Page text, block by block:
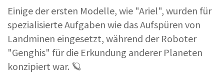
Einige der ersten Modelle, wie "Ariel", wurden für
spezialisierte Aufgaben wie das Aufspüren von
Landminen eingesetzt, während der Roboter
"Genghis" für die Erkundung anderer Planeten
konzipiert war. 🪐